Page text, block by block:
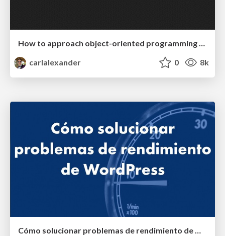
How to approach object-oriented programming with WordPress
carlalexander
0 8k
Cómo solucionar problemas de rendimiento de WordPress